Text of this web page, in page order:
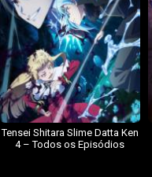
Tensei Shitara Slime Datta Ken
4 – Todos os Episódios